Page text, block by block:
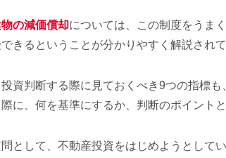
の減価償却については、この制度をうま
きるということが分かりやすく解説されて
資判断する際に見ておくべき9つの指標
に、何を基準にするか、判断のポイント
として、不動産投資をはじめようとして